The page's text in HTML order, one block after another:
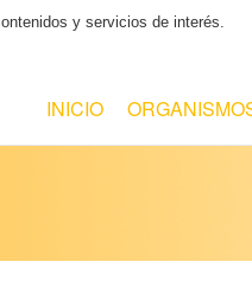
y servicios de interés.
INICIO